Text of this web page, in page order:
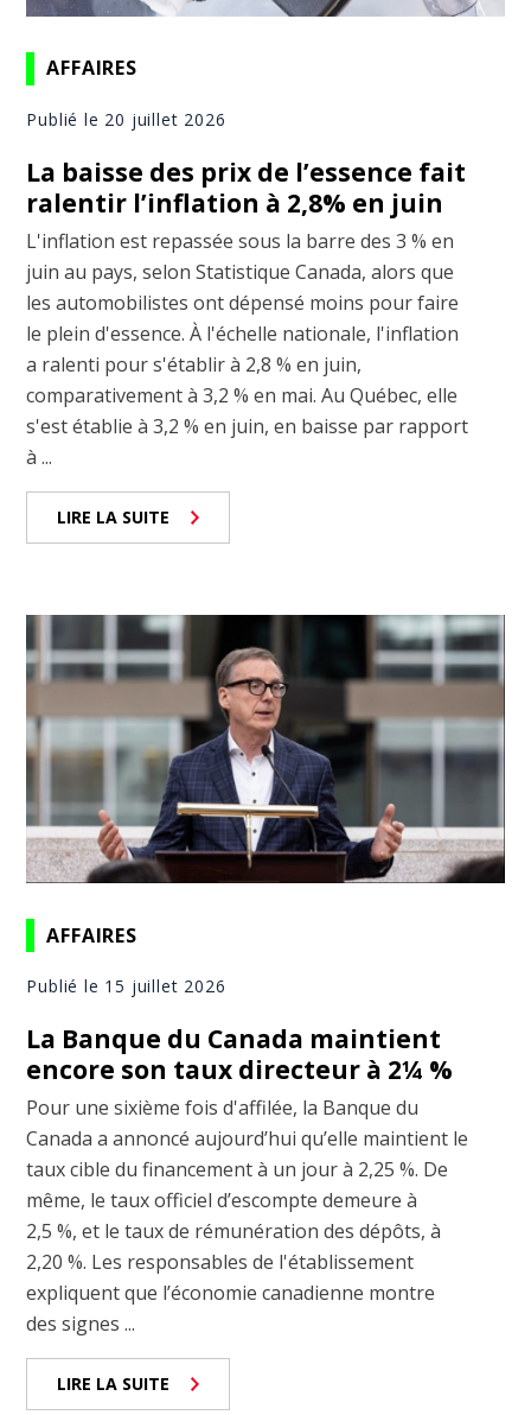
AFFAIRES
Publié le 20 juillet 2026
La baisse des prix de l’essence fait
ralentir l’inflation à 2,8% en juin
L'inflation est repassée sous la barre des 3 % en
juin au pays, selon Statistique Canada, alors que
les automobilistes ont dépensé moins pour faire
le plein d'essence. À l'échelle nationale, l'inflation
a ralenti pour s'établir à 2,8 % en juin,
comparativement à 3,2 % en mai. Au Québec, elle
s'est établie à 3,2 % en juin, en baisse par rapport
à ...
LIRE LA SUITE
AFFAIRES
Publié le 15 juillet 2026
La Banque du Canada maintient
encore son taux directeur à 2¼ %
Pour une sixième fois d'affilée, la Banque du
Canada a annoncé aujourd’hui qu’elle maintient le
taux cible du financement à un jour à 2,25 %. De
même, le taux officiel d’escompte demeure à
2,5 %, et le taux de rémunération des dépôts, à
2,20 %. Les responsables de l'établissement
expliquent que l’économie canadienne montre
des signes ...
LIRE LA SUITE